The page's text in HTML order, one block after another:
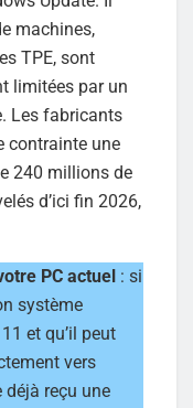
machines,
TPE, sont
limitées par un
Les fabricants
contrainte une
240 millions de
d’ici fin 2026,
PC actuel : si
système
et qu’il peut
vers
déjà reçu une